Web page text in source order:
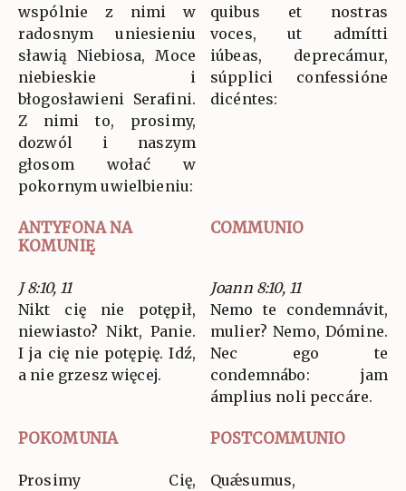
wspólnie z nimi w
radosnym uniesieniu
sławią Niebiosa, Moce
niebieskie i
błogosławieni Serafini.
Z nimi to, prosimy,
dozwól i naszym
głosom wołać w
pokornym uwielbieniu:
quibus et nostras
voces, ut admítti
iúbeas, deprecámur,
súpplici confessióne
dicéntes:
ANTYFONA NA
KOMUNIĘ
COMMUNIO
J 8:10, 11
Nikt cię nie potępił,
niewiasto? Nikt, Panie.
I ja cię nie potępię. Idź,
a nie grzesz więcej.
Joann 8:10, 11
Nemo te condemnávit,
mulier? Nemo, Dómine.
Nec ego te
condemnábo: jam
ámplius noli peccáre.
POKOMUNIA POSTCOMMUNIO
Prosimy Cię,
Quǽsumus,